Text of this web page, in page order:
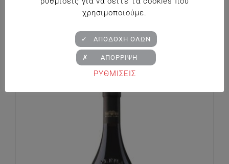
€18.20
χρησιμοποιούμε.
ΡΥΘΜΙΣΕΙΣ
✓ ΑΠΟΔΟΧΗ ΟΛΩΝ
✗ ΑΠΟΡΡΙΨΗ